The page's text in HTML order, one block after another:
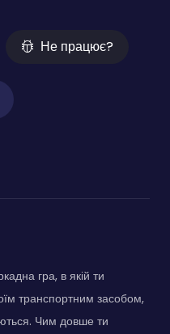
Не працює?
гра, в якій ти
транспортним засобом,
Чим довше ти